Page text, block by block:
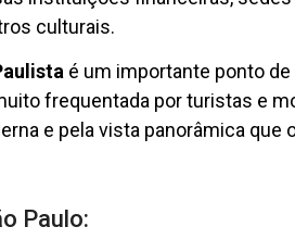
culturais.
é um importante ponto
frequentada por turistas e
e pela vista panorâmica que
Paulo: